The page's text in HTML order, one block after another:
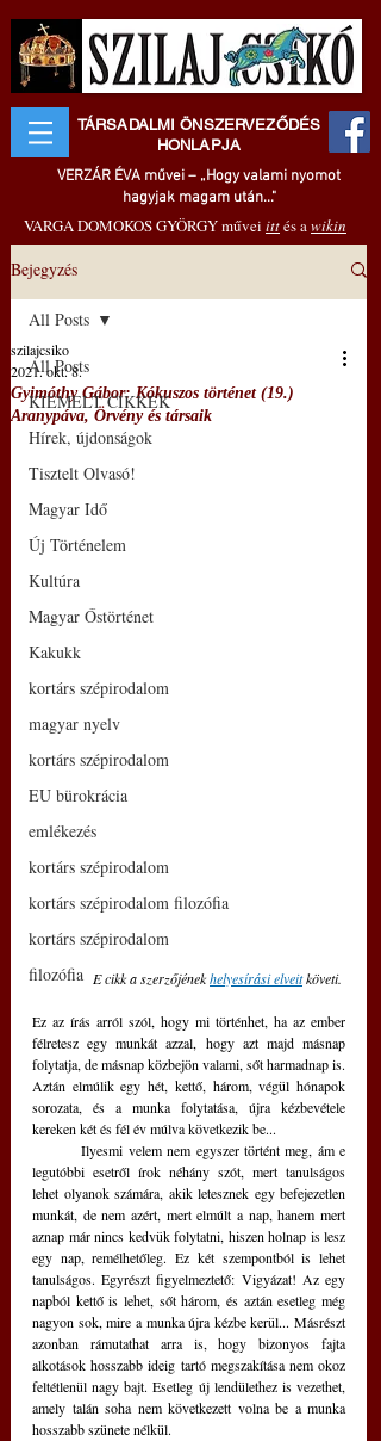
TÁRSADALMI ÖNSZERVEZŐDÉS
HONLAPJA
VERZÁR ÉVA művei – „Hogy valami nyomot
hagyjak magam után..."
VARGA DOMOKOS GYÖRGY művei ittés awikin
Bejegyzés
All Posts
KIEMELT CIKKEK
Hírek, újdonságok
Tisztelt Olvasó!
Magyar Idő
Új Történelem
Kultúra
Magyar Őstörténet
Kakukk
kortárs szépirodalom
magyar nyelv
kortárs szépirodalom
EU bürokrácia
emlékezés
kortárs szépirodalom
kortárs szépirodalom filozófia
kortárs szépirodalom
filozófia
All Posts
Gyimóthy Gábor: Kókuszos történet (19.)
Aranypáva, Örvény és társaik
szilajcsiko
2021. okt. 8.
E cikk a szerzőjének helyesírási elveit követi.
Ez az írás arról szól, hogy mi történhet, ha az ember
félretesz egy munkát azzal, hogy azt majd másnap
folytatja, de másnap közbejön valami, sőt harmadnap is.
Aztán elmúlik egy hét, kettő, három, végül hónapok
sorozata, és a munka folytatása, újra kézbevétele
kereken két és fél év múlva következik be...
	Ilyesmi velem nem egyszer történt meg, ám e
legutóbbi esetről írok néhány szót, mert tanulságos
lehet olyanok számára, akik letesznek egy befejezetlen
munkát, de nem azért, mert elmúlt a nap, hanem mert
aznap már nincs kedvük folytatni, hiszen holnap is lesz
egy nap, remélhetőleg. Ez két szempontból is lehet
tanulságos. Egyrészt figyelmeztető: Vigyázat! Az egy
napból kettő is lehet, sőt három, és aztán esetleg még
nagyon sok, mire a munka újra kézbe kerül... Másrészt
azonban rámutathat arra is, hogy bizonyos fajta
alkotások hosszabb ideig tartó megszakítása nem okoz
feltétlenül nagy bajt. Esetleg új lendülethez is vezethet,
amely talán soha nem következett volna be a munka
hosszabb szünete nélkül.